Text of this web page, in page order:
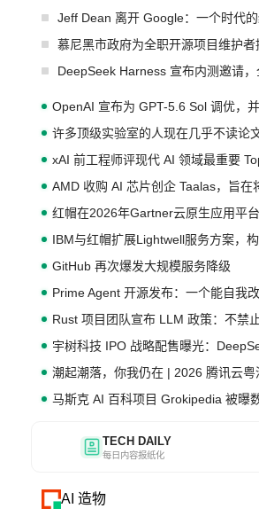
Jeff Dean 离开 Google：一个时代
慕尼黑市政府为全职开源项目维护者
DeepSeek Harness 宣布内测邀请
OpenAI 宣布为 GPT-5.6 Sol 调优，
许多顶级实验室的人现在几乎不读论
xAI 前工程师评现代 AI 领域最重要
AMD 收购 AI 芯片创企 Taalas，旨
红帽在2026年Gartner云原生应用平
IBM与红帽扩展Lightwell服务方案，
GitHub 再次爆发大规模服务降级
Prime Agent 开源发布：一个能自我
Rust 项目团队宣布 LLM 政策：不禁
宇树科技 IPO 战略配售曝光：
潮起潮落，你我仍在 | 2026 腾讯云
马斯克 AI 百科项目 Grokipedia 被曝
TECH DAILY
每日内容报纸化
AI 造物